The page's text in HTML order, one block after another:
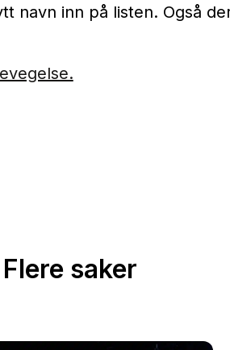
navn inn på listen. Også
Flere saker